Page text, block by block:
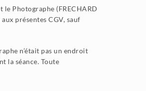
le Photographe (FRECHARD
présentes CGV, sauf
n’était pas un endroit
la séance. Toute